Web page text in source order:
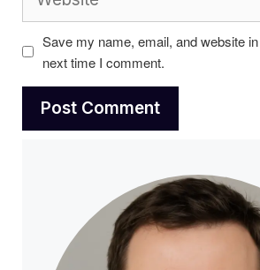
Save my name, email, and website
next time I comment.